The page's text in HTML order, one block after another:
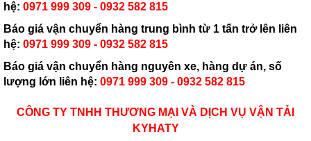
hệ: 0971 999 309 - 0932 582 815
Báo giá vận chuyển hàng trung bình từ 1 tấn trở lên liên
hệ: 0971 999 309 - 0932 582 815
Báo giá vận chuyển hàng nguyên xe, hàng dự án, số
lượng lớn liên hệ: 0971 999 309 - 0932 582 815
CÔNG TY TNHH THƯƠNG MẠI VÀ DỊCH VỤ VẬN TẢI
KYHATY